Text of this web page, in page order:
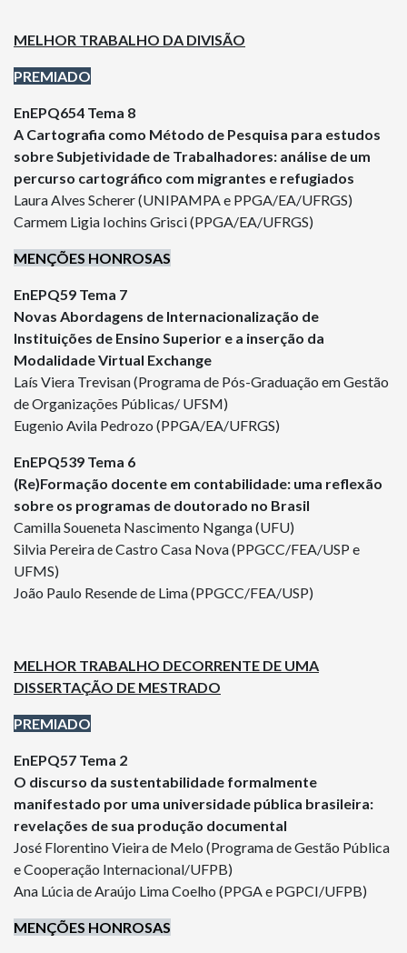
MELHOR TRABALHO DA DIVISÃO
PREMIADO
EnEPQ654 Tema 8
A Cartografia como Método de Pesquisa para estudos
sobre Subjetividade de Trabalhadores: análise de um
percurso cartográfico com migrantes e refugiados
Laura Alves Scherer (UNIPAMPA e PPGA/EA/UFRGS)
Carmem Ligia Iochins Grisci (PPGA/EA/UFRGS)
MENÇÕES HONROSAS
EnEPQ59 Tema 7
Novas Abordagens de Internacionalização de
Instituições de Ensino Superior e a inserção da
Modalidade Virtual Exchange
Laís Viera Trevisan (Programa de Pós-Graduação em Gestão
de Organizações Públicas/ UFSM)
Eugenio Avila Pedrozo (PPGA/EA/UFRGS)
EnEPQ539 Tema 6
(Re)Formação docente em contabilidade: uma reflexão
sobre os programas de doutorado no Brasil
Camilla Soueneta Nascimento Nganga (UFU)
Silvia Pereira de Castro Casa Nova (PPGCC/FEA/USP e
UFMS)
João Paulo Resende de Lima (PPGCC/FEA/USP)
MELHOR TRABALHO DECORRENTE DE UMA
DISSERTAÇÃO DE MESTRADO
PREMIADO
EnEPQ57 Tema 2
O discurso da sustentabilidade formalmente
manifestado por uma universidade pública brasileira:
revelações de sua produção documental
José Florentino Vieira de Melo (Programa de Gestão Pública
e Cooperação Internacional/UFPB)
Ana Lúcia de Araújo Lima Coelho (PPGA e PGPCI/UFPB)
MENÇÕES HONROSAS